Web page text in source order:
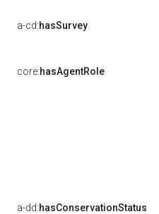
a-cd:hasSurvey
core:hasAgentRole
a-dd:hasConservationStatus